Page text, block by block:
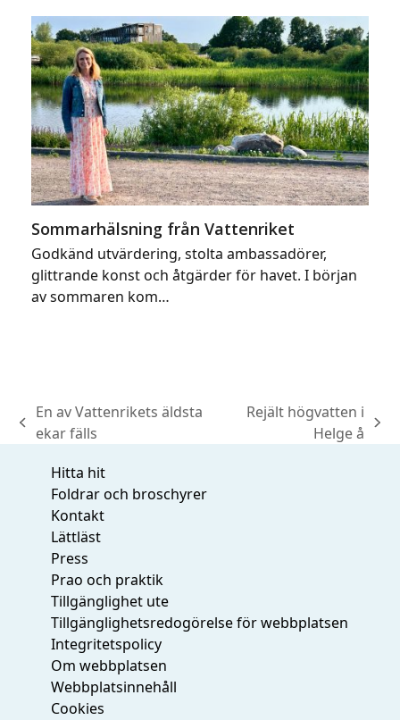
Sommarhälsning från Vattenriket
Godkänd utvärdering, stolta ambassadörer,
glittrande konst och åtgärder för havet. I början
av sommaren kom…
previous
En av Vattenrikets äldsta
ekar fälls
Rejält högvatten i
Helge å
Hitta hit
Foldrar och broschyrer
Kontakt
Lättläst
Press
Prao och praktik
Tillgänglighet ute
Tillgänglighetsredogörelse för webbplatsen
Integritetspolicy
Om webbplatsen
Webbplatsinnehåll
Cookies